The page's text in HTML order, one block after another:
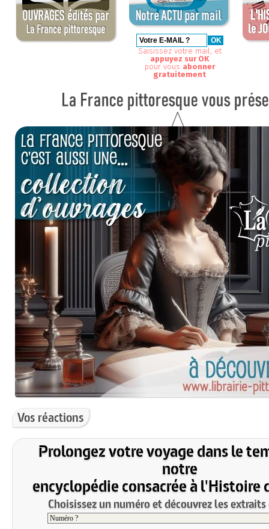
Saisissez votre mail, et
appuyez sur OK
pour vous abonner
gratuitement
Vos réactions
Prolongez votre voyage dans le
notre
encyclopédie consacrée à l'Histoire
Choisissez un numéro et découvrez les